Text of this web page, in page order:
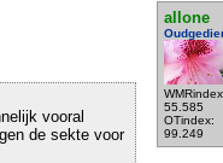
allone
55.585
OTindex:
99.249
vooral
de sekte voor